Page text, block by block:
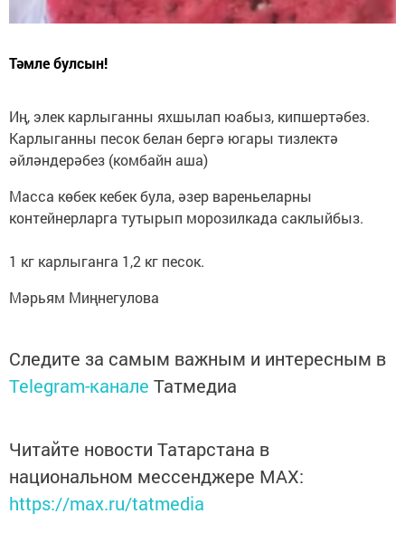
Тәмле булсын!
Иң, элек карлыганны яхшылап юабыз, кипшертәбез.
Карлыганны песок белан бергә югары тизлектә
әйләндерәбез (комбайн аша)
Масса көбек кебек була, әзер вареньеларны
контейнерларга тутырып морозилкада саклыйбыз.
1 кг карлыганга 1,2 кг песок.
Мәрьям Миңнегулова
Следите за самым важным и интересным в
Telegram-канале Татмедиа
Читайте новости Татарстана в
национальном мессенджере MАХ:
https://max.ru/tatmedia